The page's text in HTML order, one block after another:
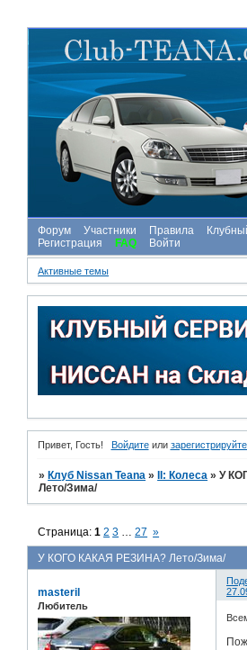
Форум Участники Правила
Регистрация
FAQ Войти
Активные темы
Привет, Гость! Войдитеили
» Клуб Nissan Teana » II: Колеса »У
Лето/Зима/
У КОГО КАКАЯ РЕЗИНА? Лето/Зима/
Страница:1 2 3 27 »
masteril
Любитель